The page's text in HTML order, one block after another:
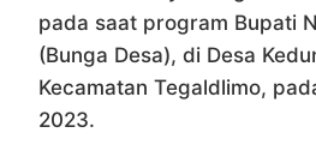
pada saat program Bupati
(Bunga Desa), di Desa
Kecamatan Tegaldlimo,
2023.